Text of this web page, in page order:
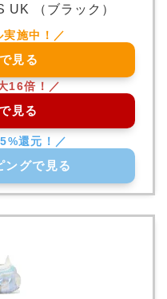
（ブラック）
見る
見る
グで見る